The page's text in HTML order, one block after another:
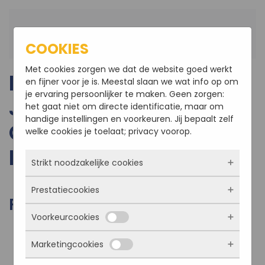
REALISEREN AULA BIJ
JAN TINBERGEN
COLLEGE TE
ROOSENDAAL
FOTO'S VAN HET PROJECT
COOKIES
Met cookies zorgen we dat de website goed werkt
en fijner voor je is. Meestal slaan we wat info op om
je ervaring persoonlijker te maken. Geen zorgen:
het gaat niet om directe identificatie, maar om
handige instellingen en voorkeuren. Jij bepaalt zelf
welke cookies je toelaat; privacy voorop.
Strikt noodzakelijke cookies
Deze cookies zorgen ervoor dat de website
überhaupt werkt. Ze zijn dus altijd actief en
kunnen niet worden uitgezet. Meestal worden
ze alleen geplaatst als jij iets doet, zoals
inloggen, een formulier invullen of je
privacyvoorkeuren opslaan. Je kunt je browser
Prestatiecookies
Met deze cookies zien we hoe vaak onze site
bezocht wordt, waar bezoekers vandaan
komen en welke pagina’s populair zijn. Zo
kunnen we de website blijven verbeteren.
Voorkeurcookies
Deze cookies onthouden jouw voorkeuren.
Bijvoorbeeld taalkeuze of ingevulde gegevens.
Marketingcookies